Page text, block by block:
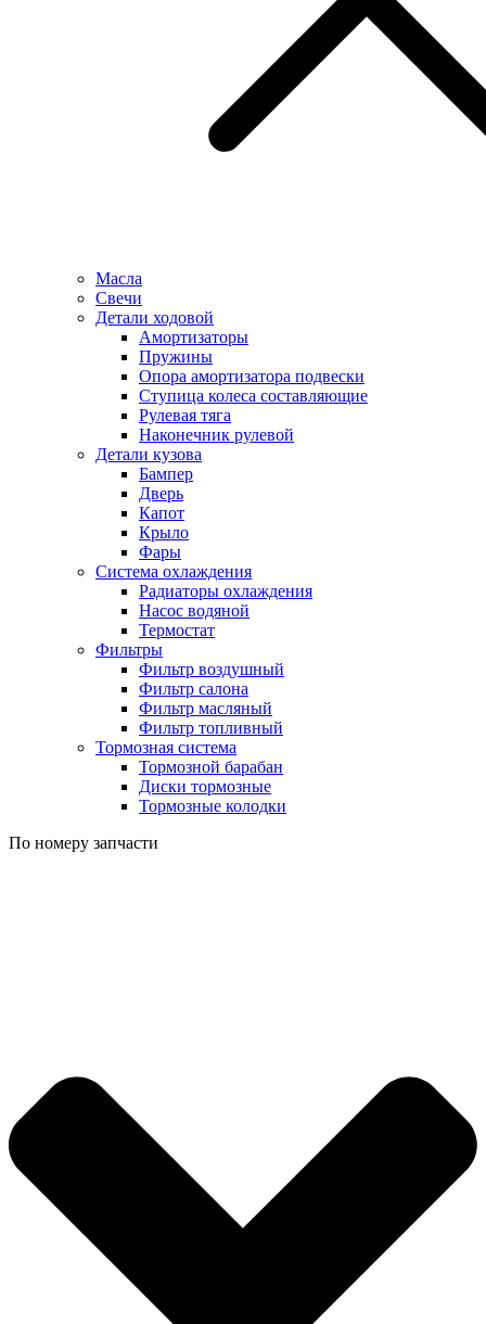
Масла
Свечи
Детали ходовой
Амортизаторы
Пружины
Опора амортизатора подвески
Ступица колеса составляющие
Рулевая тяга
Наконечник рулевой
Детали кузова
Бампер
Дверь
Капот
Крыло
Фары
Система охлаждения
Радиаторы охлаждения
Насос водяной
Термостат
Фильтры
Фильтр воздушный
Фильтр салона
Фильтр масляный
Фильтр топливный
Тормозная система
Тормозной барабан
Диски тормозные
Тормозные колодки
По номеру запчасти